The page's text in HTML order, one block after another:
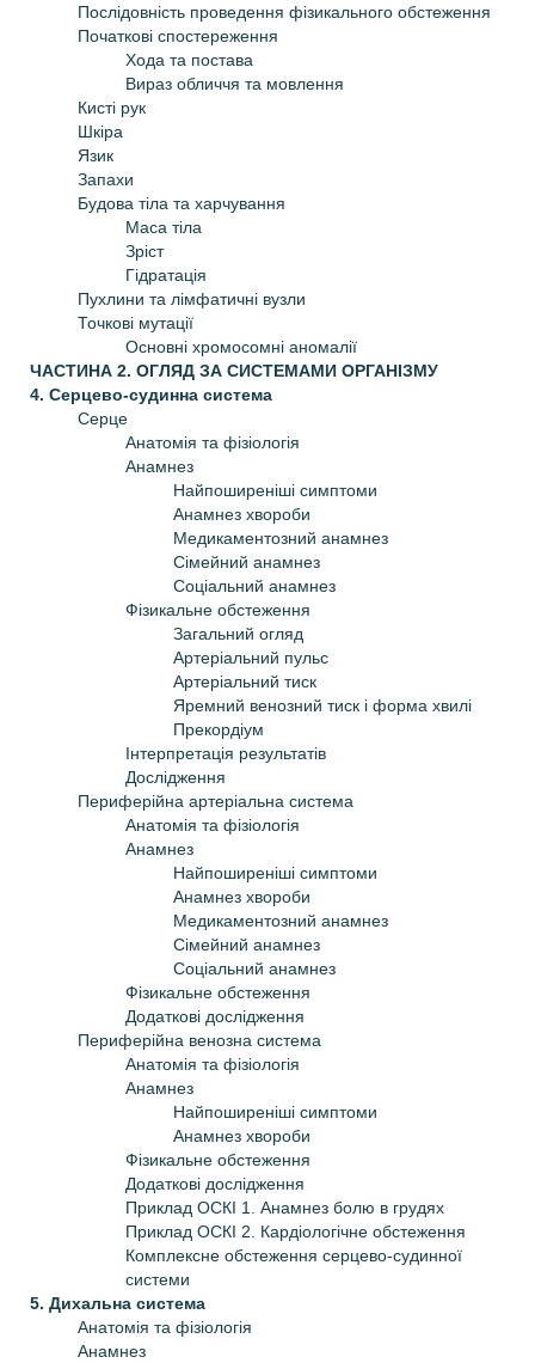
Послідовність проведення фізикального обстеження
Початкові спостереження
Хода та постава
Вираз обличчя та мовлення
Кисті рук
Шкіра
Язик
Запахи
Будова тіла та харчування
Маса тіла
Зріст
Гідратація
Пухлини та лімфатичні вузли
Точкові мутації
Основні хромосомні аномалії
ЧАСТИНА 2. ОГЛЯД ЗА СИСТЕМАМИ ОРГАНІЗМУ
4. Серцево-судинна система
Серце
Анатомія та фізіологія
Анамнез
Найпоширеніші симптоми
Анамнез хвороби
Медикаментозний анамнез
Сімейний анамнез
Соціальний анамнез
Фізикальне обстеження
Загальний огляд
Артеріальний пульс
Артеріальний тиск
Яремний венозний тиск і форма хвилі
Прекордіум
Інтерпретація результатів
Дослідження
Периферійна артеріальна система
Анатомія та фізіологія
Анамнез
Найпоширеніші симптоми
Анамнез хвороби
Медикаментозний анамнез
Сімейний анамнез
Соціальний анамнез
Фізикальне обстеження
Додаткові дослідження
Периферійна венозна система
Анатомія та фізіологія
Анамнез
Найпоширеніші симптоми
Анамнез хвороби
Фізикальне обстеження
Додаткові дослідження
Приклад ОСКІ 1. Анамнез болю в грудях
Приклад ОСКІ 2. Кардіологічне обстеження
Комплексне обстеження серцево-судинної
системи
5. Дихальна система
Анатомія та фізіологія
Анамнез